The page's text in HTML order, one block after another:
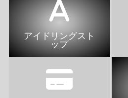
アイドリングスト
ップ